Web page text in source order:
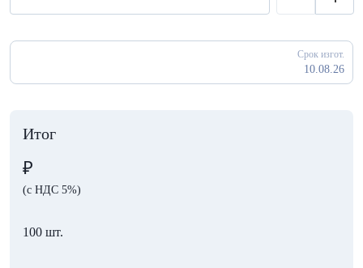
Срок изгот.
10.08.26
Итог
₽
(с НДС 5%)
100 шт.